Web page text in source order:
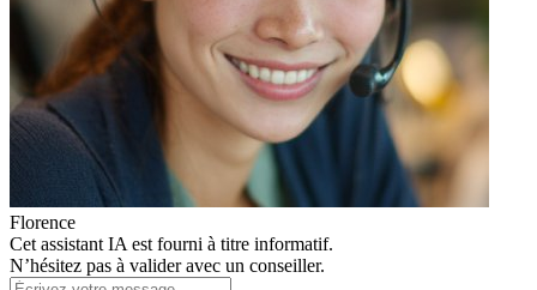
Florence
Cet assistant IA est fourni à titre informatif.
N’hésitez pas à valider avec un conseiller.